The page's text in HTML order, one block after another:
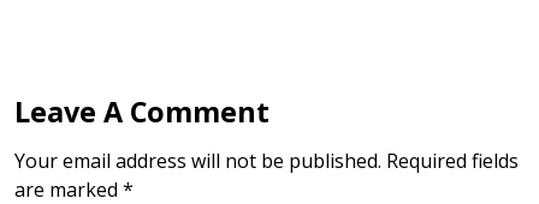
Leave A Comment
Your email address will not be published. Required fields
are marked *